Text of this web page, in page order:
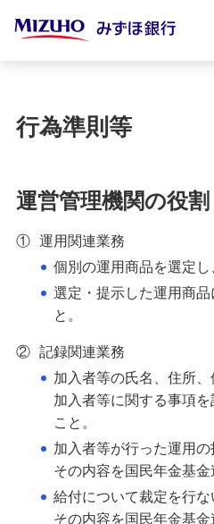
ご加入までのお手続き
運用商品の見直し
60歳を迎える加入者のお
老齢給付金の受取手続き
脱退一時金
企業型確定拠出年金から
投資信託
行為準則等
運営管理機関の役割
① 運用関連業務
個別の運用商品を選定し
選定・提示した運用商
と。
② 記録関連業務
加入者等の氏名、住所
加入者等に関する事項
こと。
加入者等が行った運用
その内容を国民年金基金
給付について裁定を行
その内容を国民年金基金